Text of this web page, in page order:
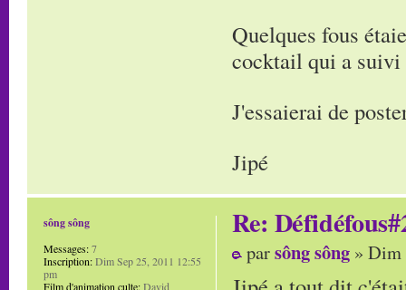
Quelques fous
cocktail qui a suivi
J'essaierai de
Jipé
Re:
parsông sông » Dim
sông sông
Messages:7
Inscription:Dim Sep 25, 2011 12:55
pm
Film d'animation culte:David